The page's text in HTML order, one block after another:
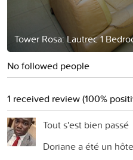
Tower Rosa: Lautrec 1
No followed people
1 received review (100%
Tout s'est bien passé
Doriane a été un